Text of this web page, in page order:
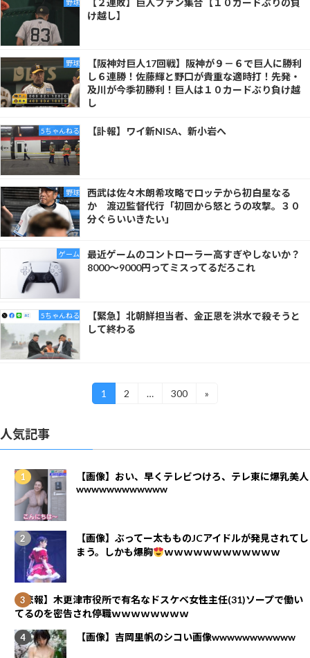
野球
け越し】
野球
【阪神対巨人17回戦】阪神が９－６で巨人に勝利
し６連勝！佐藤輝と野口が貴重な適時打！先発・
及川が今季初勝利！巨人は１０カードぶり負け越
し
5ちゃんねる 【訃報】ワイ新NISA、新小岩へ
野球
西武は佐々木朗希攻略でロッテから初白星なる
か 渡辺監督代行「初回から怒とうの攻撃。３０
分ぐらいいきたい」
ゲーム
最近ゲームのコントローラー高すぎやしないか？
8000～9000円ってミスってるだろこれ
5ちゃんねる
【緊急】北朝鮮担当者、金正恩を洪水で殺そうと
して終わる
ビ
ゲ
固
定
ジ
1
固
ジ
2 …
固
ジ
300 »
人気記事
【画像】おい、早くテレビつけろ、テレ東に爆乳美人
wwwwwwwwwwww
【画像】ぶってー太もものJCアイドルが発見されてし
まう。しかも爆胸
ｗｗｗｗｗｗｗｗｗｗｗｗ
【悲報】木更津市役所で有名なドスケベ女性主任(31)ソープで働い
てるのを密告され停職ｗｗｗｗｗｗｗｗ
【画像】吉岡里帆のシコい画像wwwwwwwwwww